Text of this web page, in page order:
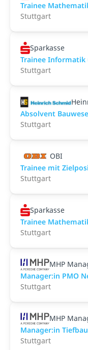
Trainee
Stuttgart
Sparkasse
Trainee Informatik
Stuttgart
Absolvent
Stuttgart
OBI
Trainee mit
Stuttgart
Sparkasse
Trainee
Stuttgart
MHP
Manager:in PMO
Stuttgart
MHP
Manager:in
Stuttgart